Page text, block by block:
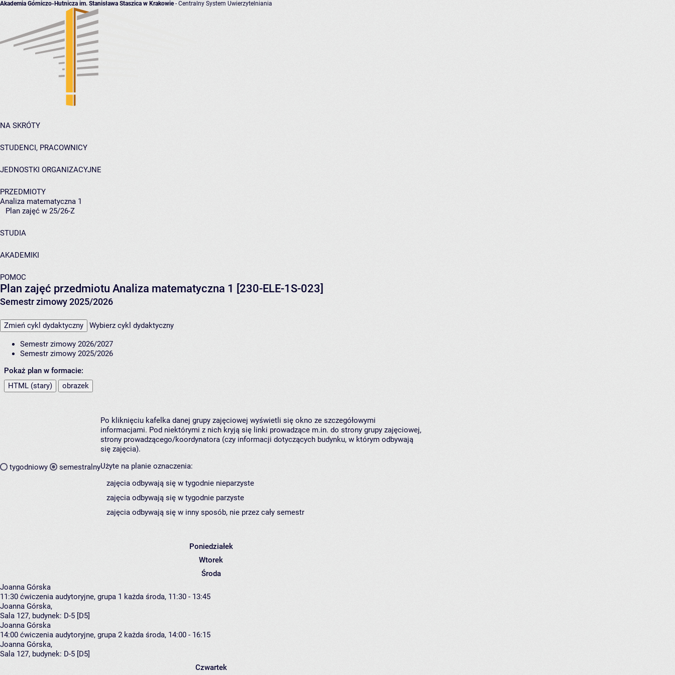
Akademia Górniczo-Hutnicza im. Stanisława Staszica w Krakowie- Centralny System Uwierzytelniania
NA SKRÓTY
STUDENCI, PRACOWNICY
JEDNOSTKI ORGANIZACYJNE
PRZEDMIOTY
Analiza matematyczna 1
Plan zajęć w 25/26-Z
STUDIA
AKADEMIKI
POMOC
Plan zajęć przedmiotu Analiza matematyczna 1 [230-ELE-1S-023]
Semestr zimowy 2025/2026
Zmień cykl dydaktyczny Wybierz cykl dydaktyczny
Semestr zimowy 2026/2027
Semestr zimowy 2025/2026
Pokaż plan w formacie:
HTML (stary)
obrazek
tygodniowy semestralny
Po kliknięciu kafelka danej grupy zajęciowej wyświetli się okno ze szczegółowymi
informacjami. Pod niektórymi z nich kryją się linki prowadzące m.in. do strony grupy zajęciowej,
strony prowadzącego/koordynatora (czy informacji dotyczących budynku, w którym odbywają
się zajęcia).
Użyte na planie oznaczenia:
zajęcia odbywają się w tygodnie nieparzyste
zajęcia odbywają się w tygodnie parzyste
zajęcia odbywają się w inny sposób, nie przez cały semestr
Poniedziałek
Wtorek
Środa
Joanna Górska
11:30 ćwiczenia audytoryjne, grupa 1 każda środa, 11:30 - 13:45
Joanna Górska,
Sala 127, budynek: D-5 [D5]
Joanna Górska
14:00 ćwiczenia audytoryjne, grupa 2 każda środa, 14:00 - 16:15
Joanna Górska,
Sala 127, budynek: D-5 [D5]
Czwartek